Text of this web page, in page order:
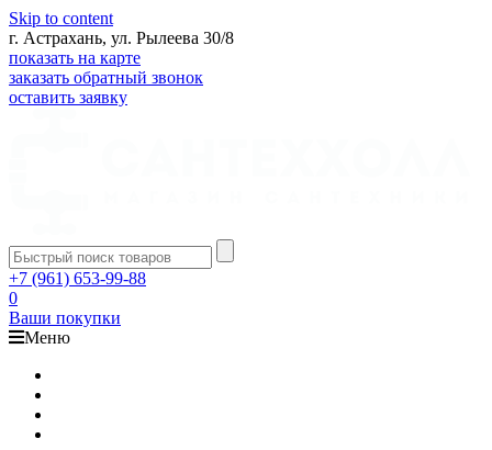
Skip to content
г. Астрахань, ул. Рылеева 30/8
показать на карте
заказать обратный звонок
оставить заявку
+7 (961) 653-99-88
0
Ваши покупки
Меню